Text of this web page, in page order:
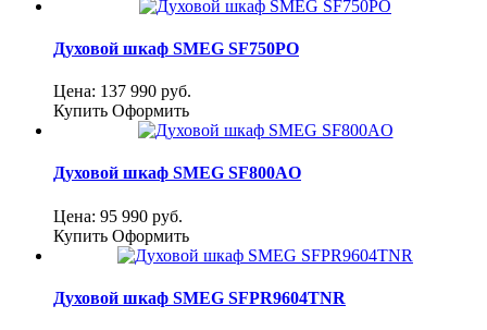
Духовой шкаф SMEG SF750PO
Цена: 137 990 руб.
Купить Оформить
Духовой шкаф SMEG SF800AO
Цена: 95 990 руб.
Купить Оформить
Духовой шкаф SMEG SFPR9604TNR